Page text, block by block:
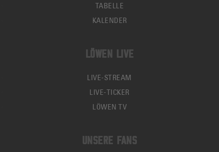
TABELLE
KALENDER
LÖWEN LIVE
LIVE-STREAM
LIVE-TICKER
LÖWEN TV
UNSERE FANS